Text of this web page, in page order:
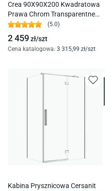
Crea 90X90X200 Kwadratowa
Prawa Chrom Transparentne
S601-136
(5.0)
2 459zł/szt
Cena katalogowa: 3 315,99 zł/szt
Kabina Prysznicowa Cersanit